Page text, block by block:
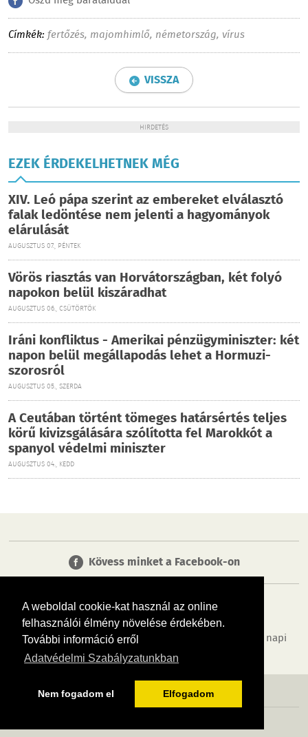
A weboldal cookie-kat használ az online
felhasználói élmény növelése érdekében.
További információ erről
Adatvédelmi Szabályzatunkban
Nem fogadom el Elfogadom
Címkék: fertőzés, majomhimlő, németország, vírus
VISSZA
HIRDETÉS
EZEK ÉRDEKELHETNEK MÉG
XIV. Leó pápa szerint az embereket elválasztó
falak ledöntése nem jelenti a hagyományok
elárulását
AUGUSZTUS 07., PÉNTEK
Vörös riasztás van Horvátországban, két folyó
napokon belül kiszáradhat
AUGUSZTUS 06., CSÜTÖRTÖK
Iráni konfliktus - Amerikai pénzügyminiszter: két
napon belül megállapodás lehet a Hormuzi-
szorosról
AUGUSZTUS 05., SZERDA
A Ceutában történt tömeges határsértés teljes
körű kivizsgálására szólította fel Marokkót a
spanyol védelmi miniszter
AUGUSZTUS 04., KEDD
Kövess minket a Facebook-on
Tudj meg többet városodról! Hírek, programok, képek, napi
menü, cégek…. és minden, ami Biatorbágy
MÉDIAAJÁNLÓ ADATVÉDELEM IMPRESSZUM RÓLUNK